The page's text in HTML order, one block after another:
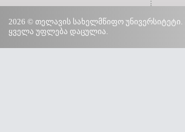
2026 © თელავის სახელმწიფო უნივერსიტეტი.
ყველა უფლება დაცულია.